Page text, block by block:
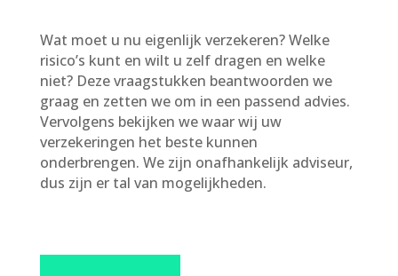
Wat moet u nu eigenlijk verzekeren? Welke
risico’s kunt en wilt u zelf dragen en welke
niet? Deze vraagstukken beantwoorden we
graag en zetten we om in een passend advies.
Vervolgens bekijken we waar wij uw
verzekeringen het beste kunnen
onderbrengen. We zijn onafhankelijk adviseur,
dus zijn er tal van mogelijkheden.